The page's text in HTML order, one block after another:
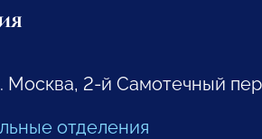
Москва, 2-й Самотечный
отделения